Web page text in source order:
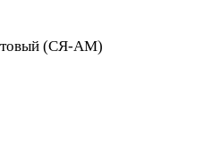
(СЯ-АМ)